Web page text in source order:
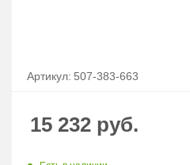
Артикул: 507-383-663
15 232 руб.